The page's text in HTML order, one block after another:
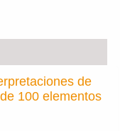
de
100 elementos